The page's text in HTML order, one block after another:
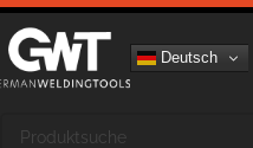
Deutsch